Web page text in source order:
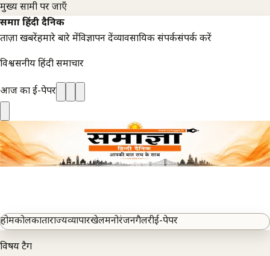
मुख्य सामग्री पर जाएँ
समाज्ञा हिंदी दैनिक
ताज़ा खबरेंहमारे बारे मेंविज्ञापन देंव्यावसायिक संपर्कसंपर्क करें
विश्वसनीय हिंदी समाचार
आज का ई-पेपर
होमकोलकाताराज्यव्यापारखेलमनोरंजनगैलरीई-पेपर
विषय टैग